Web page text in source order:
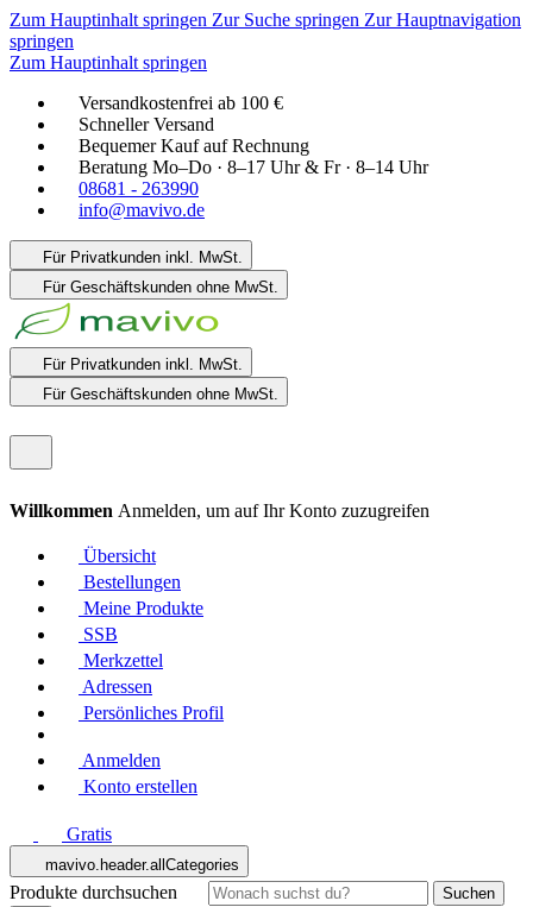
Zum Hauptinhalt springen Zur Suche springen Zur Hauptnavigation
springen
Zum Hauptinhalt springen
Versandkostenfrei ab 100 €
Schneller Versand
Bequemer Kauf auf Rechnung
Beratung Mo–Do · 8–17 Uhr & Fr · 8–14 Uhr
08681 - 263990
info@mavivo.de
Für Privatkunden inkl. MwSt.
Für Geschäftskunden ohne MwSt.
Für Privatkunden inkl. MwSt.
Für Geschäftskunden ohne MwSt.
Willkommen Anmelden, um auf Ihr Konto zuzugreifen
Übersicht
Bestellungen
Meine Produkte
SSB
Merkzettel
Adressen
Persönliches Profil
Anmelden
Konto erstellen
Gratis
mavivo.header.allCategories
Produkte durchsuchen Suchen